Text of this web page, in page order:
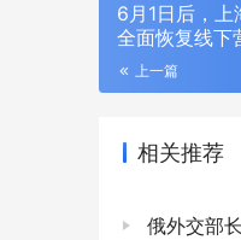
6月1日后，
全面恢复线下
上一篇
相关推荐
俄外交部长称：